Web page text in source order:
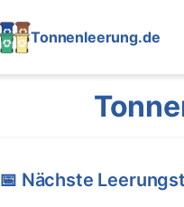
Tonnenleerung.de
📅 Nächste